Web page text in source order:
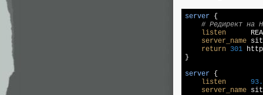
server {
# Редирект на
listen
server_name
return 301
}
server {
listen
server_name